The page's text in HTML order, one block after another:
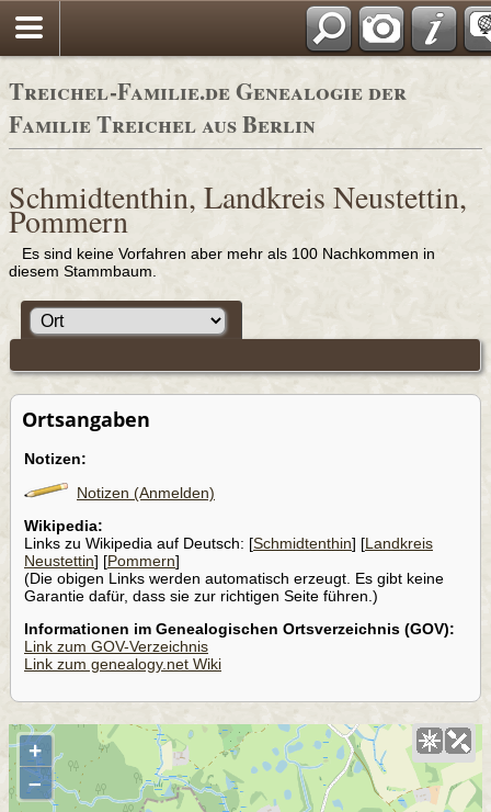
Adressbücher
Treichel-Familie.de Genealogie der
Familie Treichel aus Berlin
Schmidtenthin, Landkreis Neustettin,
Pommern
Es sind keine Vorfahren aber mehr als 100 Nachkommen in
diesem Stammbaum.
Ortsangaben
Notizen:
Notizen (Anmelden)
Wikipedia:
Links zu Wikipedia auf Deutsch: [Schmidtenthin] [Landkreis
Neustettin] [Pommern]
(Die obigen Links werden automatisch erzeugt. Es gibt keine
Garantie dafür, dass sie zur richtigen Seite führen.)
Informationen im Genealogischen Ortsverzeichnis (GOV):
Link zum GOV-Verzeichnis
Link zum genealogy.net Wiki
+
–